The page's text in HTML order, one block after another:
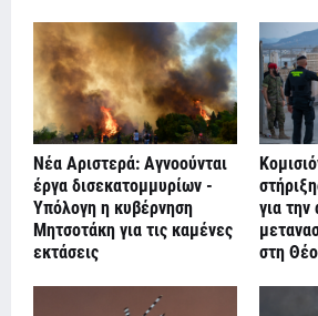
Νέα Αριστερά: Αγνοούνται
έργα δισεκατομμυρίων -
Υπόλογη η κυβέρνηση
Μητσοτάκη για τις καμένες
εκτάσεις
για
στη